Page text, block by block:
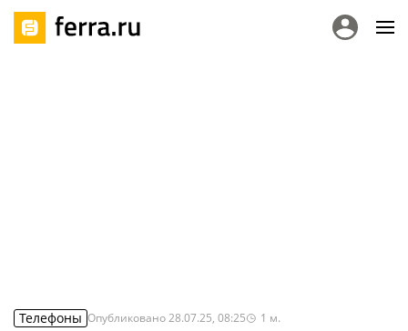
Телефоны Опубликовано28.07.25, 08:25 1 м.